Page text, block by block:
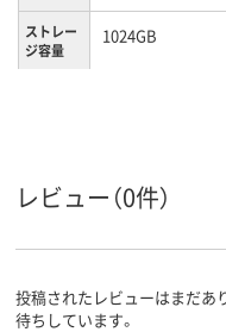
ストレー
ジ容量
1024GB
レビュー（0件）
投稿されたレビューはまだあ
待ちしています。